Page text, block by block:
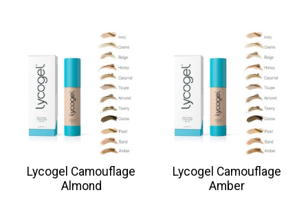
Lycogel Camouflage
Almond
Lycogel Camouflage
Amber